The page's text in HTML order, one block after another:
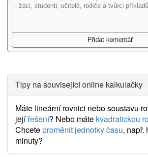
Tipy na související online kalkulačky
Máte lineární rovnici nebo soustavu
jejířešení? Nebo máte kvadratickou
Chceteproměnit jednotky času, např.
minuty?